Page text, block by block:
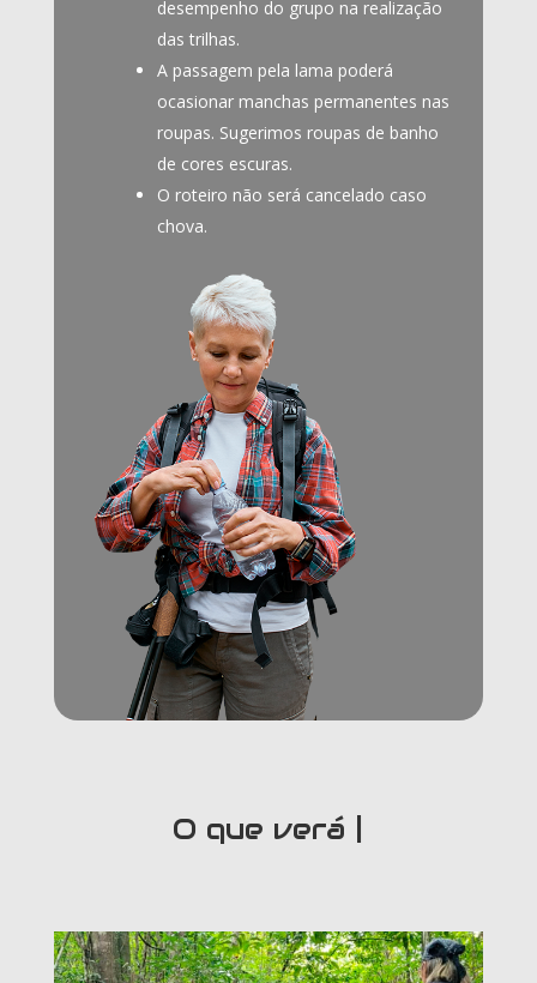
desempenho do grupo na realização
das trilhas.
A passagem pela lama poderá
ocasionar manchas permanentes nas
roupas. Sugerimos roupas de banho
de cores escuras.
O roteiro não será cancelado caso
chova.
O que verá nesse